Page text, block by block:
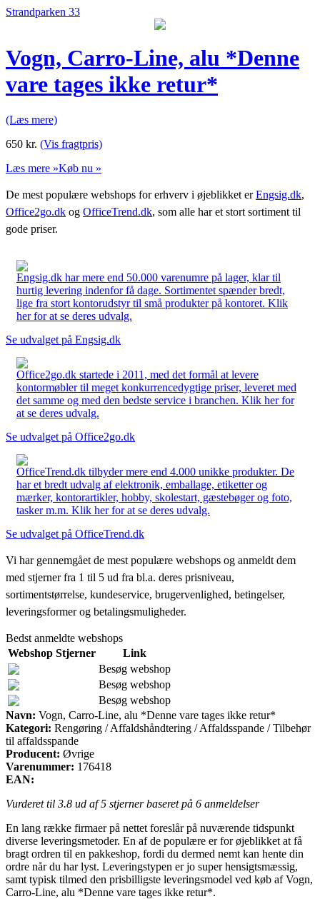
Strandparken 33
Vogn, Carro-Line, alu *Denne
vare tages ikke retur*
(Læs mere)
650 kr. (Vis fragtpris)
Læs mere »Køb nu »
De mest populære webshops for erhverv i øjeblikket erEngsig.dk,
Office2go.dk og OfficeTrend.dk, som alle har et stort sortiment til
gode priser.
Engsig.dk har mere end 50.000 varenumre på lager, klar til
hurtig levering indenfor få dage. Sortimentet spænder bredt,
lige fra stort kontorudstyr til små produkter på kontoret. Klik
her for at se deres udvalg.
Se udvalget på Engsig.dk
Office2go.dk startede i 2011, med det formål at levere
kontormøbler til meget konkurrencedygtige priser, leveret med
det samme og med den bedste service i branchen. Klik her for
at se deres udvalg.
Se udvalget på Office2go.dk
OfficeTrend.dk tilbyder mere end 4.000 unikke produkter. De
har et bredt udvalg af elektronik, emballage, etiketter og
mærker, kontorartikler, hobby, skolestart, gæstebøger og foto,
tasker m.m. Klik her for at se deres udvalg.
Se udvalget på OfficeTrend.dk
Vi har gennemgået de mest populære webshops og anmeldt dem
med stjerner fra 1 til 5 ud fra bl.a. deres prisniveau,
sortimentstørrelse, kundeservice, brugervenlighed, betingelser,
leveringsformer og betalingsmuligheder.
Bedst anmeldte webshops
Webshop Stjerner
Link
Besøg webshop
Besøg webshop
Besøg webshop
Navn: Vogn, Carro-Line, alu *Denne vare tages ikke retur*
Kategori: Rengøring / Affaldshåndtering / Affaldsspande / Tilbehør
til affaldsspande
Producent: Øvrige
Varenummer: 176418
EAN:
Vurderet til 3.8 ud af 5 stjerner baseret på 6 anmeldelser
En lang række firmaer på nettet foreslår på nuværende tidspunkt
diverse leveringsmetoder. En af de populære er for øjeblikket at få
bragt ordren til en pakkeshop, fordi du dermed nemt kan hente din
ordre når du har lyst. Leveringstypen er jo super hensigtsmæssig,
samt typisk tilmed den prisbilligste leveringsmodel ved køb af Vogn,
Carro-Line, alu *Denne vare tages ikke retur*.